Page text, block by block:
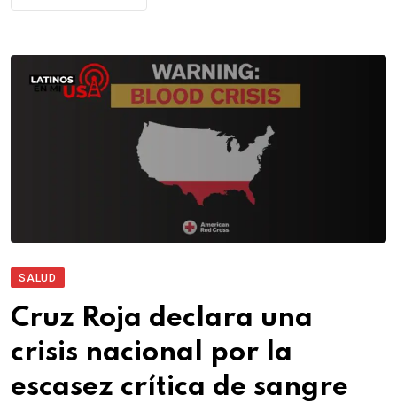
SALUD
Cruz Roja declara una
crisis nacional por la
escasez crítica de sangre